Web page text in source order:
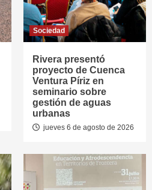
Sociedad
Rivera presentó
proyecto de Cuenca
Ventura Píriz en
seminario sobre
gestión de aguas
urbanas
jueves 6 de agosto de 2026